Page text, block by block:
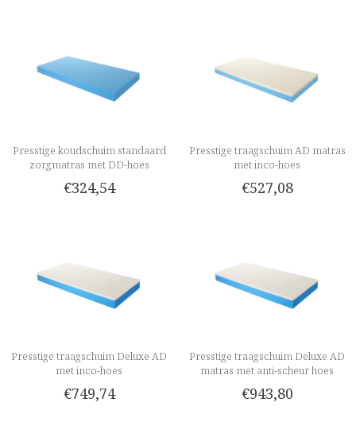
Presstige koudschuim standaard
zorgmatras met DD-hoes
€324,54
Presstige traagschuim AD matras
met inco-hoes
€527,08
Presstige traagschuim Deluxe AD
met inco-hoes
€749,74
Presstige traagschuim Deluxe AD
matras met anti-scheur hoes
€943,80